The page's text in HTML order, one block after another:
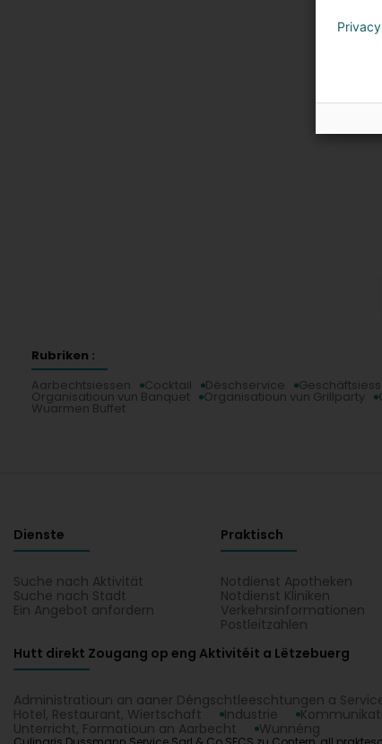
Rubriken :
Aarbechtsiessen
Cocktail Dëschservice
Organisatioun vun Banquet Organisatioun vun Grillparty
Wuarmen Buffet
Dienste
Suche nach Aktivität
Suche nach Stadt
Ein Angebot anfordern
Praktisch
Notdienst Apotheken
Notdienst Kliniken
Verkehrsinformationen
Postleitzahlen
Hutt direkt Zougang op eng Aktivitéit a Lëtzebuerg
Administratioun an aaner Déngschtleeschtungen a
Hotel, Restaurant, Wiertschaft
Industrie
Unterricht, Formatioun an Aarbecht
Wunnéng